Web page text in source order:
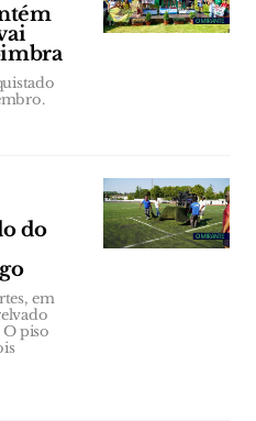
do
em
piso